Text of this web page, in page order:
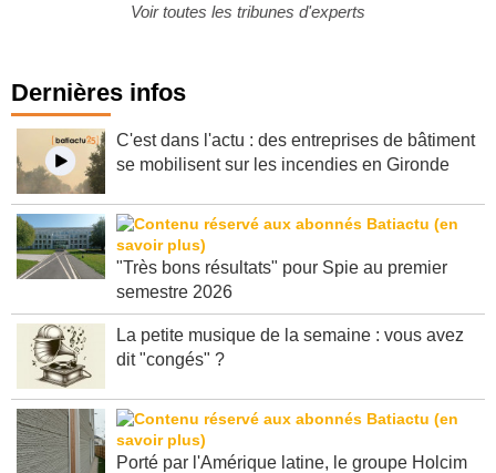
Voir toutes les tribunes d'experts
Dernières infos
C'est dans l'actu : des entreprises de bâtiment
se mobilisent sur les incendies en Gironde
"Très bons résultats" pour Spie au premier
semestre 2026
La petite musique de la semaine : vous avez
dit "congés" ?
Porté par l'Amérique latine, le groupe Holcim